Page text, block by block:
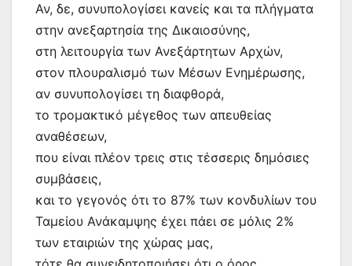
Αν, δε, συνυπολογίσει κανείς και τα πλήγματα
στην ανεξαρτησία της Δικαιοσύνης,
στη λειτουργία των Ανεξάρτητων Αρχών,
στον πλουραλισμό των Μέσων Ενημέρωσης,
αν συνυπολογίσει τη διαφθορά,
το τρομακτικό μέγεθος των απευθείας
αναθέσεων,
που είναι πλέον τρεις στις τέσσερις δημόσιες
συμβάσεις,
και το γεγονός ότι το 87% των κονδυλίων του
Ταμείου Ανάκαμψης έχει πάει σε μόλις 2%
των εταιριών της χώρας μας,